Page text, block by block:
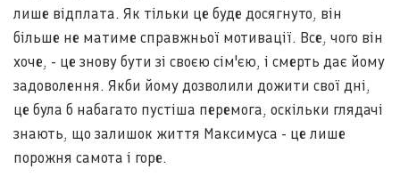
лише відплата. Як тільки це буде досягнуто, він
більше не матиме справжньої мотивації. Все, чого він
хоче, - це знову бути зі своєю сім'єю, і смерть дає йому
задоволення. Якби йому дозволили дожити свої дні,
це була б набагато пустіша перемога, оскільки глядачі
знають, що залишок життя Максимуса - це лише
порожня самота і горе.